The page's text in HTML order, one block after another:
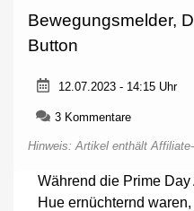
Bewegungsmelder,
Button
12.07.2023 - 14:15 Uhr
3 Kommentarezu
Hue-
dank
Gutschein-
Hinweis: Artikel enthält
Während die Prime
Hue ernüchternd